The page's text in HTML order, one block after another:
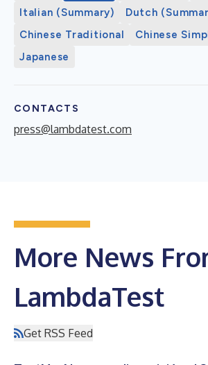
Italian (Summary)
Dutch
Chinese Traditional
Chinese
Japanese
CONTACTS
press@lambdatest.com
More News
LambdaTest
Get RSS Feed